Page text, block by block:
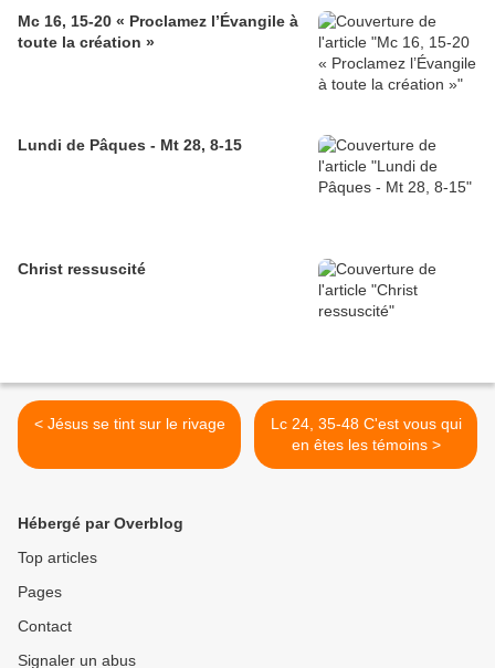
Mc 16, 15-20 « Proclamez l’Évangile à
toute la création »
Lundi de Pâques - Mt 28, 8-15
Christ ressuscité
< Jésus se tint sur le rivage
Lc 24, 35-48 C'est vous qui
en êtes les témoins >
Hébergé par Overblog
Top articles
Pages
Contact
Signaler un abus